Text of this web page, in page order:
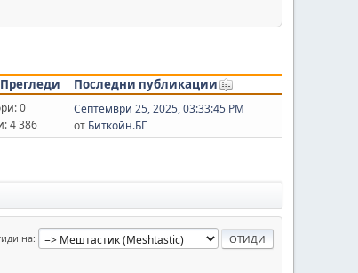
Прегледи
Последни публикации
0
4 386
Септември 25, 2025, 03:33:45 PM
от Биткойн.БГ
на